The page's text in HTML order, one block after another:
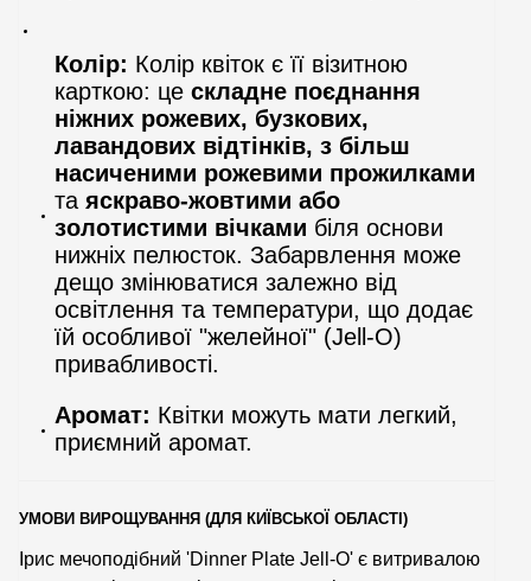
Колір: Колір квіток є її візитною
карткою: це складне поєднання
ніжних рожевих, бузкових,
лавандових відтінків, з більш
насиченими рожевими прожилками
та яскраво-жовтими або
золотистими вічками біля основи
нижніх пелюсток. Забарвлення може
дещо змінюватися залежно від
освітлення та температури, що додає
їй особливої "желейної" (Jell-O)
привабливості.
Аромат: Квітки можуть мати легкий,
приємний аромат.
УМОВИ ВИРОЩУВАННЯ (ДЛЯ КИЇВСЬКОЇ ОБЛАСТІ)
Ірис мечоподібний 'Dinner Plate Jell-O' є витривалою